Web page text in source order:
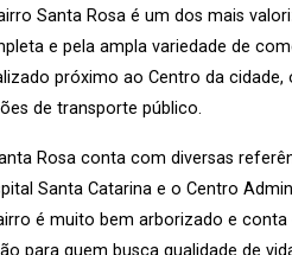
Santa Rosa é um dos mais
e pela ampla variedade de
próximo ao Centro da
de transporte público.
Rosa conta com diversas
Santa Catarina e o Centro
é muito bem arborizado e
para quem busca qualidade de